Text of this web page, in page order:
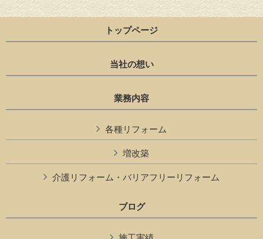
トップページ
当社の想い
業務内容
各種リフォーム
増改築
介護リフォーム・バリアフリーリフォーム
ブログ